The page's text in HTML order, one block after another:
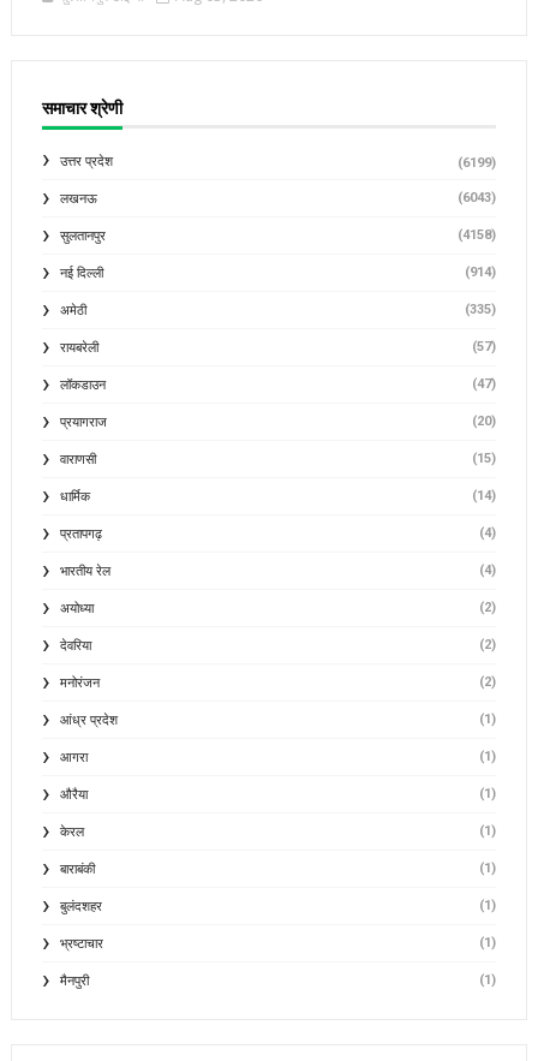
समाचार श्रेणी
उत्तर प्रदेश (6199)
लखनऊ (6043)
सुलतानपुर (4158)
नई दिल्ली (914)
अमेठी (335)
रायबरेली (57)
लॉकडाउन (47)
प्रयागराज (20)
वाराणसी (15)
धार्मिक (14)
प्रतापगढ़ (4)
भारतीय रेल (4)
अयोध्या (2)
देवरिया (2)
मनोरंजन (2)
आंध्र प्रदेश (1)
आगरा (1)
औरैया (1)
केरल (1)
बाराबंकी (1)
बुलंदशहर (1)
भ्रष्टाचार (1)
मैनपुरी (1)